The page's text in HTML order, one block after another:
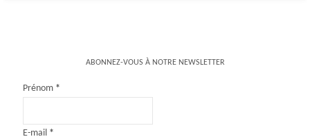
ABONNEZ-VOUS À NOTRE NEWSLETTER
Prénom *
E-mail *